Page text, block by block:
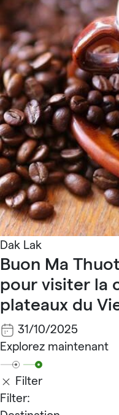
Dak Lak
Buon Ma
pour visiter la
plateaux du
31/10/2025
Explorez maintenant
Filter
Filter: